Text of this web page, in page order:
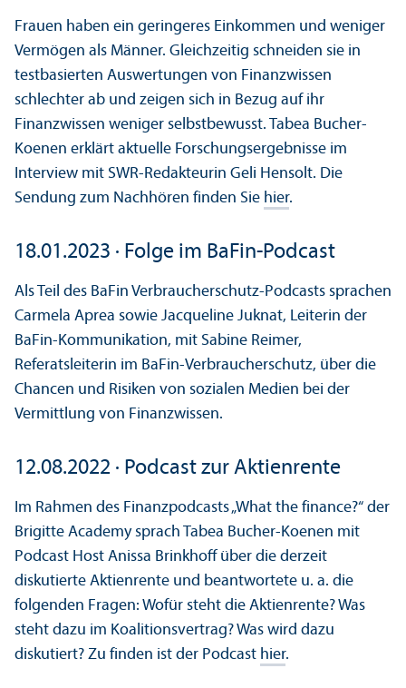
Frauen haben ein geringeres Einkommen und weniger
Vermögen als Männer. Gleichzeitig schneiden sie in
testbasierten Auswertungen von Finanzwissen
schlechter ab und zeigen sich in Bezug auf ihr
Finanzwissen weniger selbstbewusst. Tabea Bucher-
Koenen erklärt aktuelle Forschungsergebnisse im
Interview mit SWR-Redakteurin Geli Hensolt. Die
Sendung zum Nachhören finden Sie hier.
18.01.2023 · Folge im BaFin-Podcast
Als Teil des BaFin Verbraucherschutz-Podcasts sprachen
Carmela Aprea sowie Jacqueline Juknat, Leiterin der
BaFin-Kommunikation, mit Sabine Reimer,
Referatsleiterin im BaFin-Verbraucherschutz, über die
Chancen und Risiken von sozialen Medien bei der
Vermittlung von Finanzwissen.
12.08.2022 · Podcast zur Aktienrente
Im Rahmen des Finanzpodcasts „What the finance?“ der
Brigitte Academy sprach Tabea Bucher-Koenen mit
Podcast Host Anissa Brinkhoff über die derzeit
diskutierte Aktienrente und beantwortete u. a. die
folgenden Fragen: Wofür steht die Aktienrente? Was
steht dazu im Koalitionsvertrag? Was wird dazu
diskutiert? Zu finden ist der Podcast hier.